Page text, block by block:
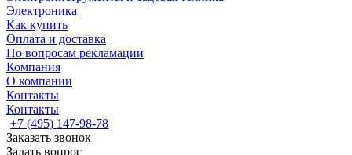
Электроника
Как купить
Оплата и доставка
По вопросам рекламации
Компания
О компании
Контакты
Контакты
+7 (495) 147-98-78
Заказать звонок
Задать вопрос